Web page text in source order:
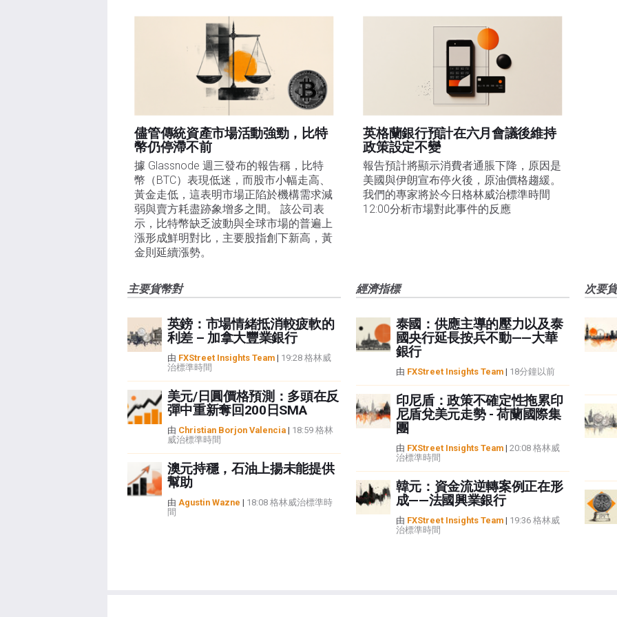
儘管傳統資產市場活動強勁，比特
幣仍停滯不前
據 Glassnode 週三發布的報告稱，比特
幣（BTC）表現低迷，而股市小幅走高、
黃金走低，這表明市場正陷於機構需求減
弱與賣方耗盡跡象增多之間。 該公司表
示，比特幣缺乏波動與全球市場的普遍上
漲形成鮮明對比，主要股指創下新高，黃
金則延續漲勢。
英格蘭銀行預計在六月會議後維持
政策設定不變
報告預計將顯示消費者通脹下降，原因是
美國與伊朗宣布停火後，原油價格趨緩。
我們的專家將於今日格林威治標準時間
12:00分析市場對此事件的反應
主要貨幣對
英鎊：市場情緒抵消較疲軟的
利差 – 加拿大豐業銀行
由 FXStreet Insights Team| 19:28 格林威
治標準時間
美元/日圓價格預測：多頭在反
彈中重新奪回200日SMA
由 Christian Borjon Valencia| 18:59 格林
威治標準時間
澳元持穩，石油上揚未能提供
幫助
由 Agustin Wazne | 18:08 格林威治標準時
間
經濟指標
泰國：供應主導的壓力以及泰
國央行延長按兵不動——大華
銀行
由 FXStreet Insights Team| 18分鐘以前
印尼盾：政策不確定性拖累印
尼盾兌美元走勢 - 荷蘭國際集
團
由 FXStreet Insights Team| 20:08 格林威
治標準時間
韓元：資金流逆轉案例正在形
成——法國興業銀行
由 FXStreet Insights Team| 19:36 格林威
治標準時間
次要